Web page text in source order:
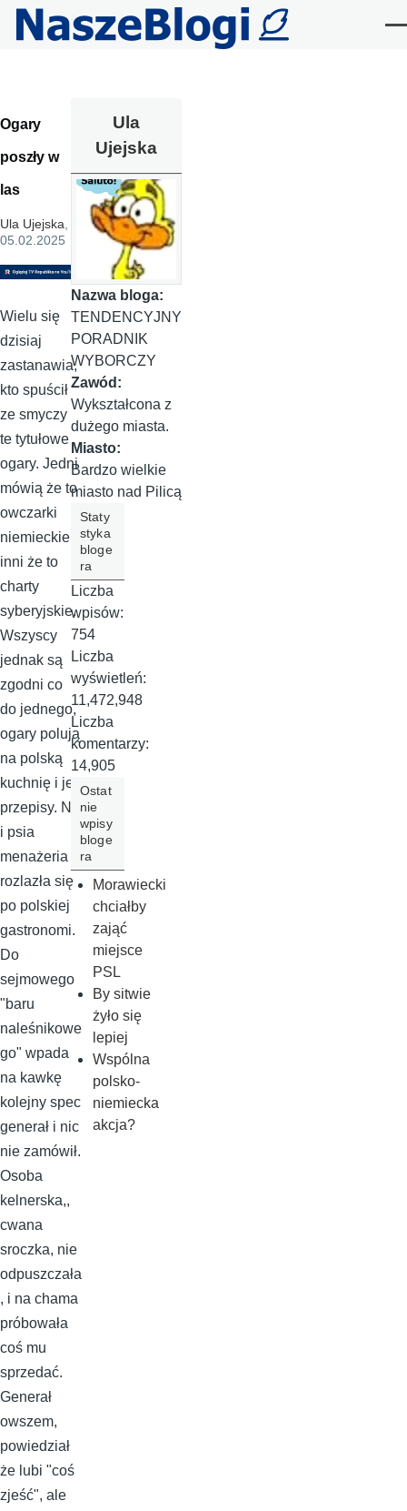
Przejdź do treści
Ogary
poszły w
las
Ula Ujejska,
05.02.2025
Wielu się
dzisiaj
zastanawia,
kto spuścił
ze smyczy
te tytułowe
ogary. Jedni
mówią że to
owczarki
niemieckie a
inni że to
charty
syberyjskie.
Wszyscy
jednak są
zgodni co
do jednego,
ogary polują
na polską
kuchnię i jej
przepisy. No
i psia
menażeria
rozlazła się
po polskiej
gastronomi.
Do
sejmowego
"baru
naleśnikowe
go" wpada
na kawkę
kolejny spec
generał i nic
nie zamówił.
Osoba
kelnerska,,
cwana
sroczka, nie
odpuszczała
, i na chama
próbowała
coś mu
sprzedać.
Generał
owszem,
powiedział
że lubi "coś
zjeść", ale
Ula
Ujejska
Nazwa bloga:
TENDENCYJNY
PORADNIK
WYBORCZY
Zawód:
Wykształcona z
dużego miasta.
Miasto:
Bardzo wielkie
miasto nad Pilicą
Staty
styka
bloge
ra
Liczba
wpisów:
754
Liczba
wyświetleń:
11,472,948
Liczba
komentarzy:
14,905
Ostat
nie
wpisy
bloge
ra
Morawiecki
chciałby
zająć
miejsce
PSL
By sitwie
żyło się
lepiej
Wspólna
polsko-
niemiecka
akcja?